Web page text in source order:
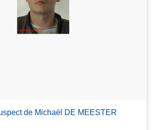
de Michaël DE MEESTER